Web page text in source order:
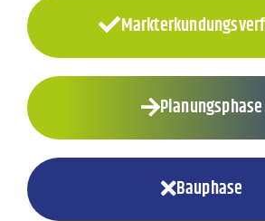
Planungsphase
Bauphase